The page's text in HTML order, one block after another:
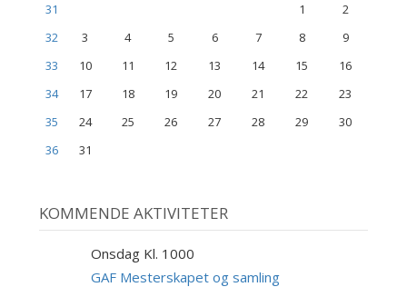
31 1
2
32
3 4 5 6 7 8
9
33
10 11 12 13 14 15
16
34
17 18 19 20 21 22
23
35
24 25 26 27 28 29
30
36
31
KOMMENDE AKTIVITETER
Onsdag Kl. 1000
GAF Mesterskapet og samling